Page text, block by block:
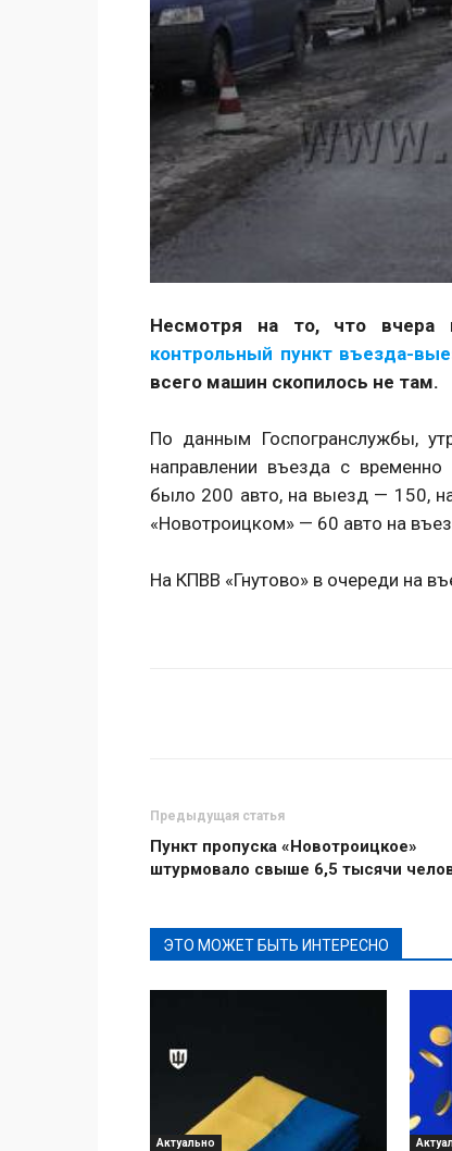
Несмотря на то, что вчера
контрольный пункт въезда-
всего машин скопилось не там.
По данным Госпогранслужбы,
направлении въезда с временно
было 200 авто, на выезд — 150,
«Новотроицком» — 60 авто на
На КПВВ «Гнутово» в очереди на
Предыдущая статья
Пункт пропуска «Новотроицкое»
штурмовало свыше 6,5 тысячи
ЭТО МОЖЕТ БЫТЬ ИНТЕРЕСНО
Актуально